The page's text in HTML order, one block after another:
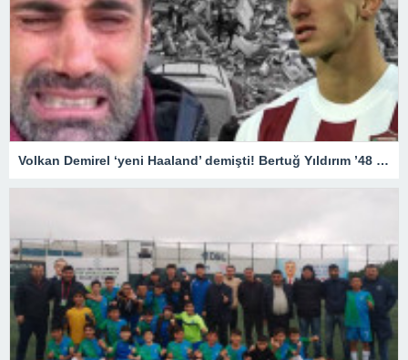
Volkan Demirel ‘yeni Haaland’ demişti! Bertuğ Yıldırım ’48 saat’ ile hayatta kaldı! “Rönesans Rezidans’ta kalıyordum…”Antalyaspor